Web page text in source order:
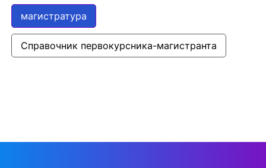
магистратура
Справочник первокурсника-магистранта